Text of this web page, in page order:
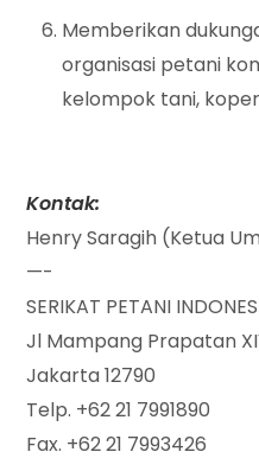
Memberikan
organisasi petani
kelompok tani,
Kontak:
Henry Saragih (Ketua
—-
SERIKAT PETANI
Jl Mampang Prapatan
Jakarta 12790
Telp. +62 21 7991890
Fax. +62 21 7993426